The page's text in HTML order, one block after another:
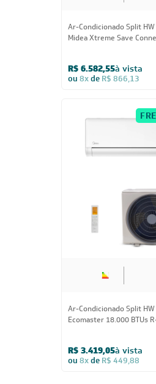
Ar-Condicionado Split
Midea Xtreme Save
R$ 6.582,55à vista
ou 8xde R$ 866,13
Ar-Condicionado Split
Ecomaster 18.000 BTUs
R$ 3.419,05à vista
ou 8xde R$ 449,88